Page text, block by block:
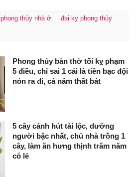
phong thủy nhà ở
đại kỵ phong thủy
Phong thủy bàn thờ tối kỵ phạm
5 điều, chỉ sai 1 cái là tiền bạc đội
nón ra đi, cả năm thất bát
5 cây cảnh hút tài lộc, dưỡng
người bậc nhất, chủ nhà trồng 1
cây, làm ăn hưng thịnh trăm năm
có lẻ